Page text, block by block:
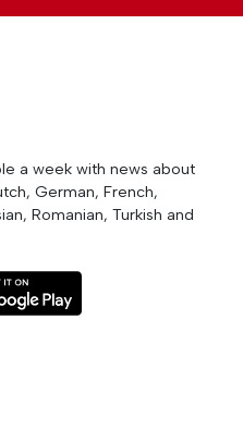
a week with news about
German, French,
Romanian, Turkish and